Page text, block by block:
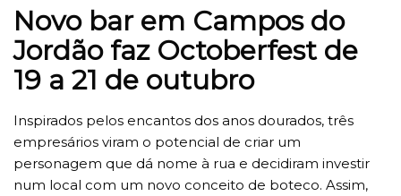
Novo bar em Campos do
Jordão faz Octoberfest de
19 a 21 de outubro
Inspirados pelos encantos dos anos dourados, três
empresários viram o potencial de criar um
personagem que dá nome à rua e decidiram investir
num local com um novo conceito de boteco. Assim,